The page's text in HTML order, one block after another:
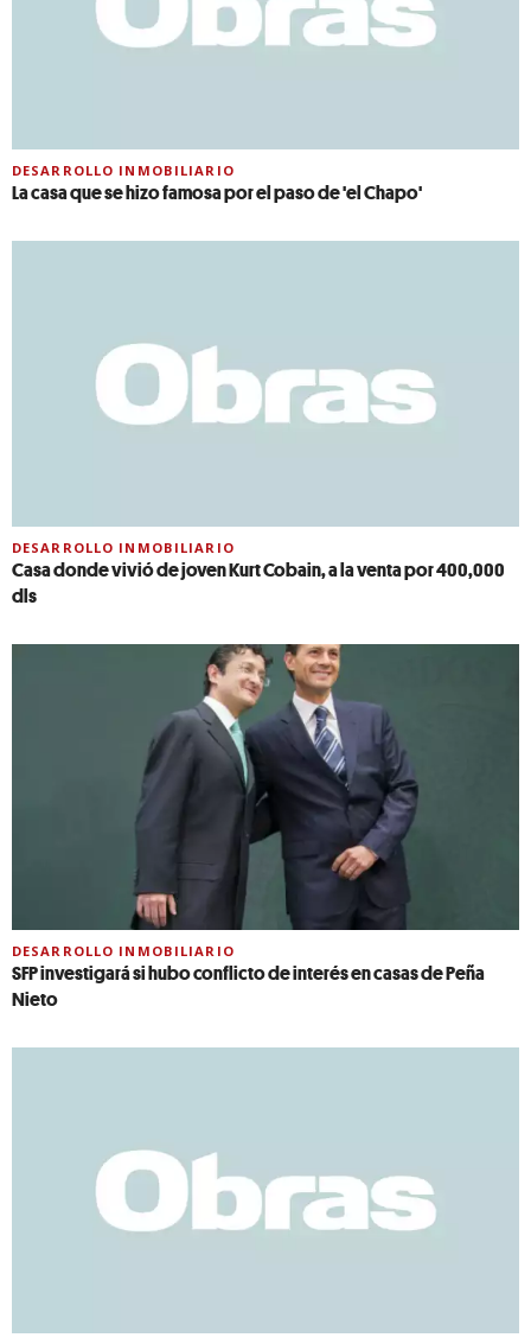
DESARROLLO INMOBILIARIO
La casa que se hizo famosa por el paso de 'el Chapo'
DESARROLLO INMOBILIARIO
Casa donde vivió de joven Kurt Cobain, a la venta por 400,000
dls
DESARROLLO INMOBILIARIO
SFP investigará si hubo conflicto de interés en casas de Peña
Nieto